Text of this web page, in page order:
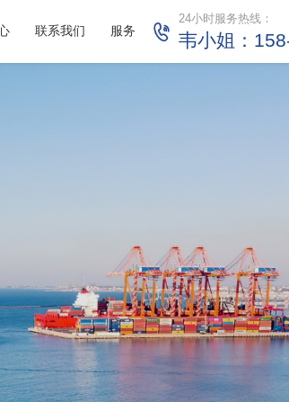
联系我们 服务
24小时服务热线：
韦小姐：